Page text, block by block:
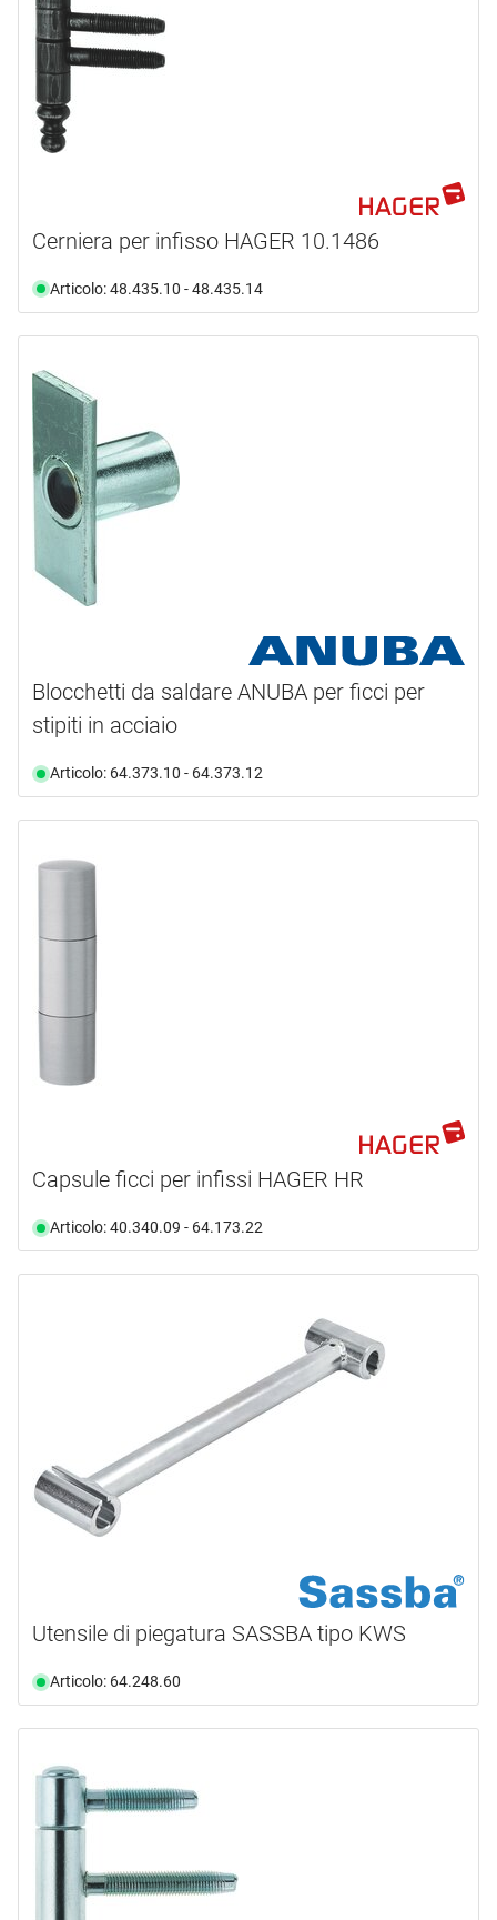
Cerniera per infisso HAGER 10.1486
Articolo: 48.435.10 - 48.435.14
Blocchetti da saldare ANUBA per ficci per
stipiti in acciaio
Articolo: 64.373.10 - 64.373.12
Capsule ficci per infissi HAGER HR
Articolo: 40.340.09 - 64.173.22
Utensile di piegatura SASSBA tipo KWS
Articolo: 64.248.60